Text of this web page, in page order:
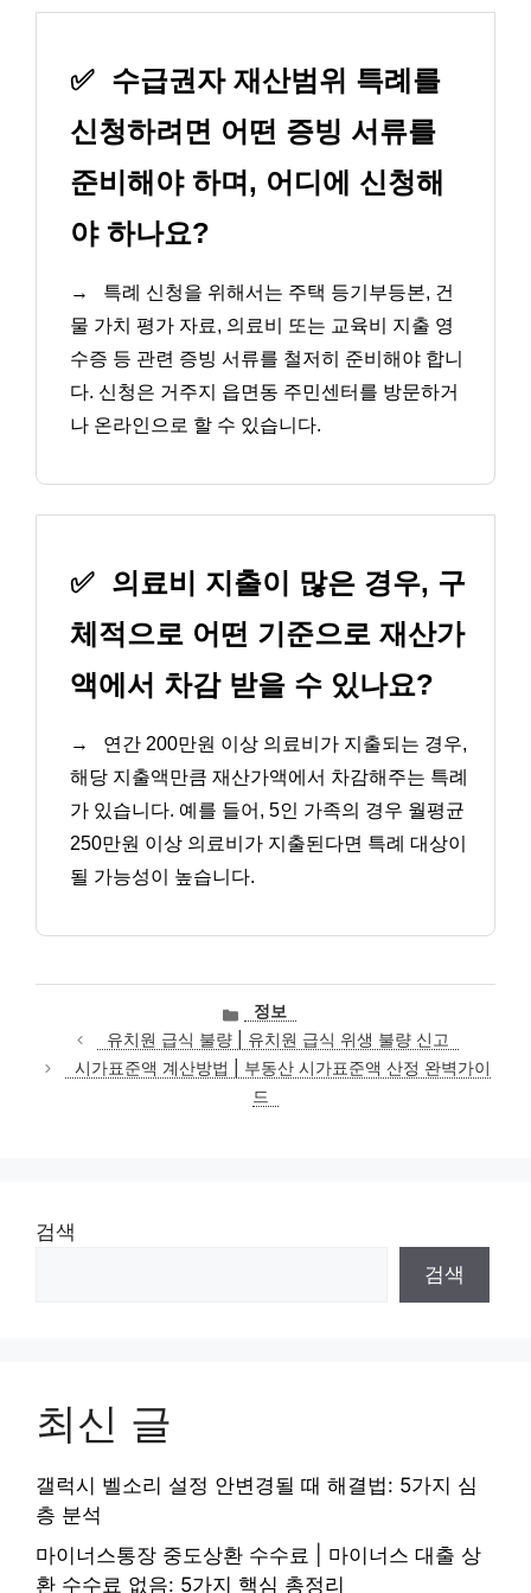
✅ 수급권자 재산범위 특례를
신청하려면 어떤 증빙 서류를
준비해야 하며, 어디에 신청해
야 하나요?
→
특례 신청을 위해서는 주택 등기부등본, 건
물 가치 평가 자료, 의료비 또는 교육비 지출 영
수증 등 관련 증빙 서류를 철저히 준비해야 합니
다. 신청은 거주지 읍면동 주민센터를 방문하거
나 온라인으로 할 수 있습니다.
✅ 의료비 지출이 많은 경우, 구
체적으로 어떤 기준으로 재산가
액에서 차감 받을 수 있나요?
→
연간 200만원 이상 의료비가 지출되는 경우,
해당 지출액만큼 재산가액에서 차감해주는 특례
가 있습니다. 예를 들어, 5인 가족의 경우 월평균
250만원 이상 의료비가 지출된다면 특례 대상이
될 가능성이 높습니다.
카
테
고
리
정보
유치원 급식 불량 | 유치원 급식 위생 불량 신고
시가표준액 계산방법 | 부동산 시가표준액 산정 완벽가이
드
검색
검색
최신 글
갤럭시 벨소리 설정 안변경될 때 해결법: 5가지 심
층 분석
마이너스통장 중도상환 수수료 | 마이너스 대출 상
환 수수료 없음: 5가지 핵심 총정리